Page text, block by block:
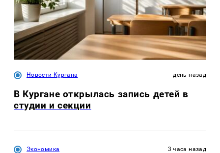
Новости Кургана день назад
В Кургане открылась запись детей в
студии и секции
Экономика 3 часа назад